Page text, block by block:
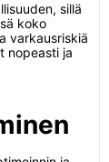
sillä
koko
varkausriskiä
nopeasti ja